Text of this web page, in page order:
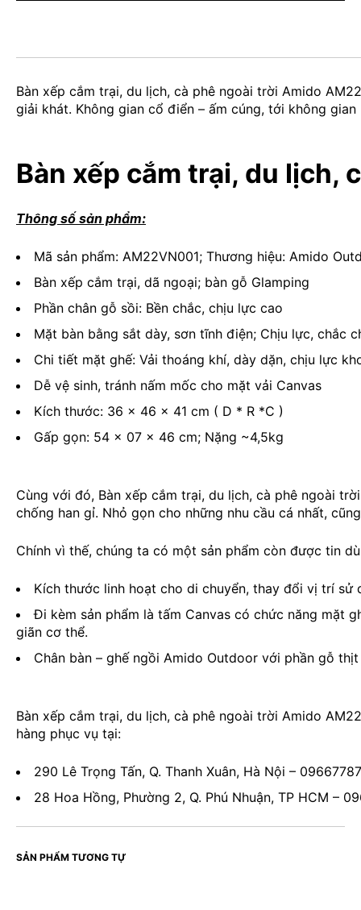
Bàn xếp cắm trại, du lịch, cà phê ngoài trời Amido
giải khát. Không gian cổ điển – ấm cúng, tới không
Bàn xếp cắm trại, du lịch,
Thông số sản phẩm:
Mã sản phẩm: AM22VN001; Thương hiệu: Amido
Bàn xếp cắm trại, dã ngoại; bàn gỗ Glamping
Phần chân gỗ sồi: Bền chắc, chịu lực cao
Mặt bàn bằng sắt dày, sơn tĩnh điện; Chịu lực, chắc
Chi tiết mặt ghế: Vải thoáng khí, dày dặn, chịu lực
Dễ vệ sinh, tránh nấm mốc cho mặt vải Canvas
Kích thước: 36 x 46 x 41 cm ( D * R *C )
Gấp gọn: 54 x 07 x 46 cm; Nặng ~4,5kg
Cùng với đó, Bàn xếp cắm trại, du lịch, cà phê ngoài
chống han gỉ. Nhỏ gọn cho những nhu cầu cá nhất,
Chính vì thế, chúng ta có một sản phẩm còn được tin
Kích thước linh hoạt cho di chuyển, thay đổi vị trí
Đi kèm sản phẩm là tấm Canvas có chức năng mặt
giãn cơ thể.
Chân bàn – ghế ngồi Amido Outdoor với phần gỗ
Bàn xếp cắm trại, du lịch, cà phê ngoài trời Amido
hàng phục vụ tại:
290 Lê Trọng Tấn, Q. Thanh Xuân, Hà Nội –
28 Hoa Hồng, Phường 2, Q. Phú Nhuận, TP HCM –
SẢN PHẨM TƯƠNG TỰ